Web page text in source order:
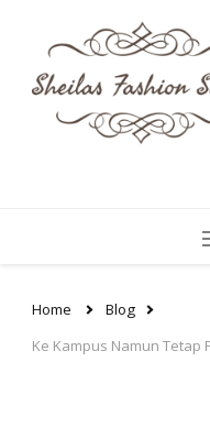
Home
Blog
Ke Kampus Namun Tetap